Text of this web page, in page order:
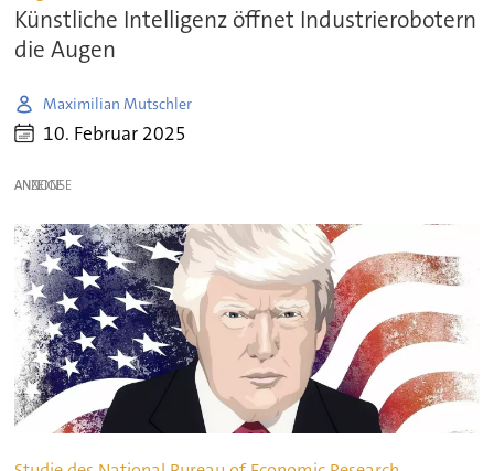
Künstliche Intelligenz öffnet Industrierobotern
die Augen
Maximilian Mutschler
10. Februar 2025
ANZEIGE